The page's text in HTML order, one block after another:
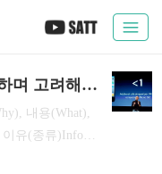
PPT, 프레젠테이션 발표를 준비하며 고려해보면 좋을 체크리스트
내용(What),
이유(종류)Infor
운 생각과 행동